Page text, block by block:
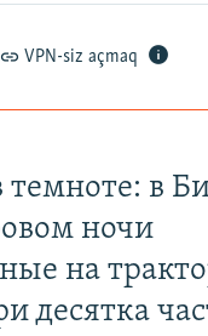
VPN-siz açmaq
темноте: в
ночи
на
десятка